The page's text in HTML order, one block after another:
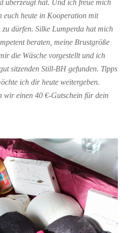
überzeugt hat. Und ich freue mich
euch heute in Kooperation mit
zu dürfen. Silke Lumperda hat mich
beraten, meine Brustgröße
die Wäsche vorgestellt und ich
sitzenden Still-BH gefunden. Tipps
ich dir heute weitergeben.
wir einen 40 €-Gutschein für dein